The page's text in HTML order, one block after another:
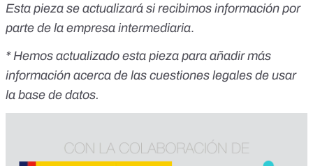
Esta pieza se actualizará si recibimos información por
parte de la empresa intermediaria.
* Hemos actualizado esta pieza para añadir más
información acerca de las cuestiones legales de usar
la base de datos.